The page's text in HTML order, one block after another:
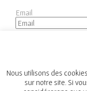
Email
Nous utilisons des
sur notre site. Si